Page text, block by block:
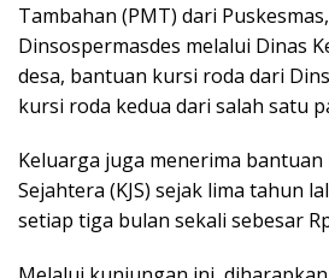
Tambahan (PMT) dari
Dinsospermasdes melalui Dinas
desa, bantuan kursi roda dari
kursi roda kedua dari salah satu
Keluarga juga menerima bantuan
Sejahtera (KJS) sejak lima tahun
setiap tiga bulan sekali sebesar